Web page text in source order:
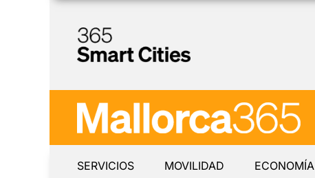
SERVICIOS MOVILIDAD ECONOMÍA